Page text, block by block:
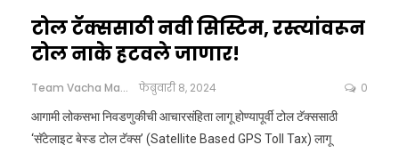
टोल टॅक्ससाठी नवी सिस्टिम, रस्त्यांवरून
टोल नाके हटवले जाणार!
Team Vacha Marathi फेब्रुवारी 8, 2024 0
आगामी लोकसभा निवडणुकीची आचारसंहिता लागू होण्यापूर्वी टोल टॅक्ससाठी
‘सॅटेलाइट बेस्ड टोल टॅक्स’ (Satellite Based GPS Toll Tax) लागू